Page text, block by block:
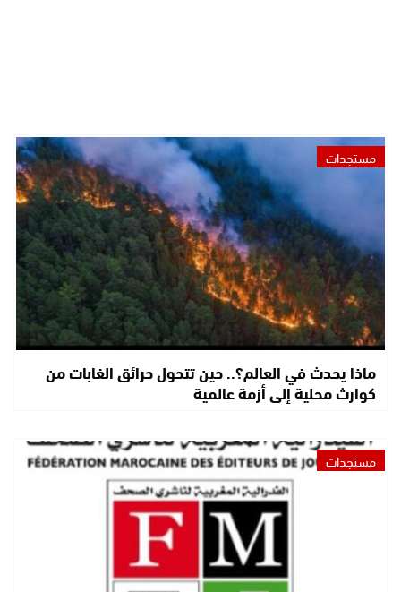
مستجدات
ماذا يحدث في العالم؟.. حين تتحول حرائق الغابات من
كوارث محلية إلى أزمة عالمية
مستجدات